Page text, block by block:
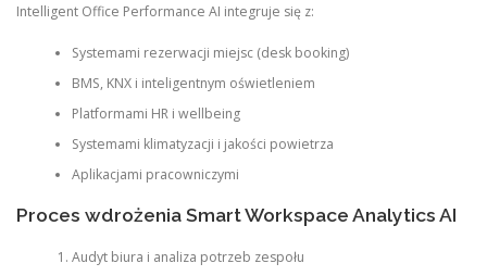
Intelligent Office Performance AI integruje się z:
Systemami rezerwacji miejsc (desk booking)
BMS, KNX i inteligentnym oświetleniem
Platformami HR i wellbeing
Systemami klimatyzacji i jakości powietrza
Aplikacjami pracowniczymi
Proces wdrożenia Smart Workspace Analytics AI
Audyt biura i analiza potrzeb zespołu